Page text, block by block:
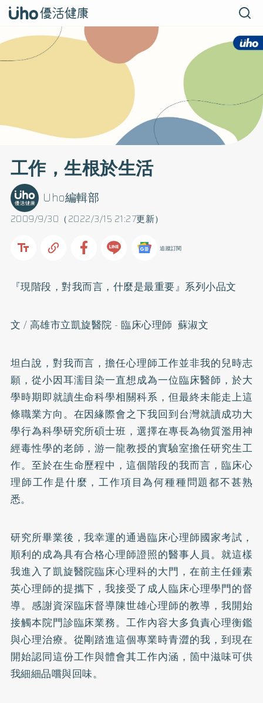
工作，生根於生活
2009/9/30（2022/3/15 21:27更新）
Uho編輯部
追蹤訂閱
『現階段，對我而言，什麼是最重要』系列小品文
文 / 高雄市立凱旋醫院 - 臨床心理師 蘇淑文
坦白說，對我而言，擔任心理師工作並非我的兒時志
願，從小因耳濡目染一直想成為一位臨床醫師，於大
學時期即就讀生命科學相關科系，但最終未能走上這
條職業方向。在因緣際會之下我回到台灣就讀成功大
學行為科學研究所碩士班，選擇在專長為物質濫用神
經毒性學的老師，游一龍教授的實驗室擔任研究生工
作。至於在生命歷程中，這個階段的我而言，臨床心
理師工作是什麼，工作項目為何種種問題都不甚熟
悉。
研究所畢業後，我幸運的通過臨床心理師國家考試，
順利的成為具有合格心理師證照的醫事人員。就這樣
我進入了凱旋醫院臨床心理科的大門，在前主任鍾素
英心理師的提攜下，我接受了成人臨床心理學門的督
導。感謝資深臨床督導陳世雄心理師的教導，我開始
接觸本院門診臨床業務。工作內容大多負責心理衡鑑
與心理治療。從剛踏進這個專業時青澀的我，到現在
開始認同這份工作與體會其工作內涵，箇中滋味可供
我細細品嚐與回味。